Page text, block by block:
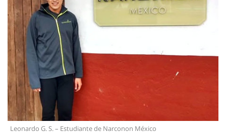
Leonardo G. S. – Estudiante de Narconon México